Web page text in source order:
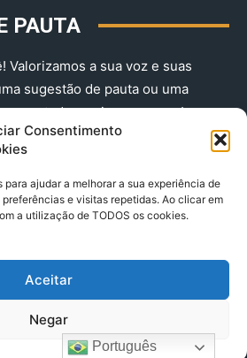
Consentimento
ajudar a melhorar a sua experiência de
e visitas repetidas. Ao clicar em
a utilização de TODOS os cookies.
Aceitar
Negar
PAUTA
Valorizamos a sua voz e suas
sugestão de pauta ou uma
contada, envie-nos agora!
CNPJ: 04.901.141/0001-36 End .
2301, Ed. Rogério Fernandez – Sala
– CEP 66045.315
Português